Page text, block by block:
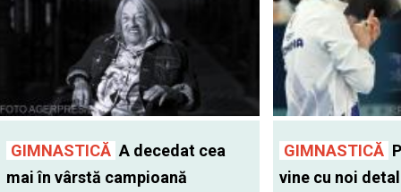
GIMNASTICĂ A decedat cea
mai în vârstă campioană
GIMNASTICĂ
vine cu noi